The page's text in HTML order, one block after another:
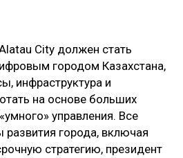
City должен стать
городом Казахстана,
инфраструктура и
на основе больших
управления. Все
города, включая
стратегию, президент